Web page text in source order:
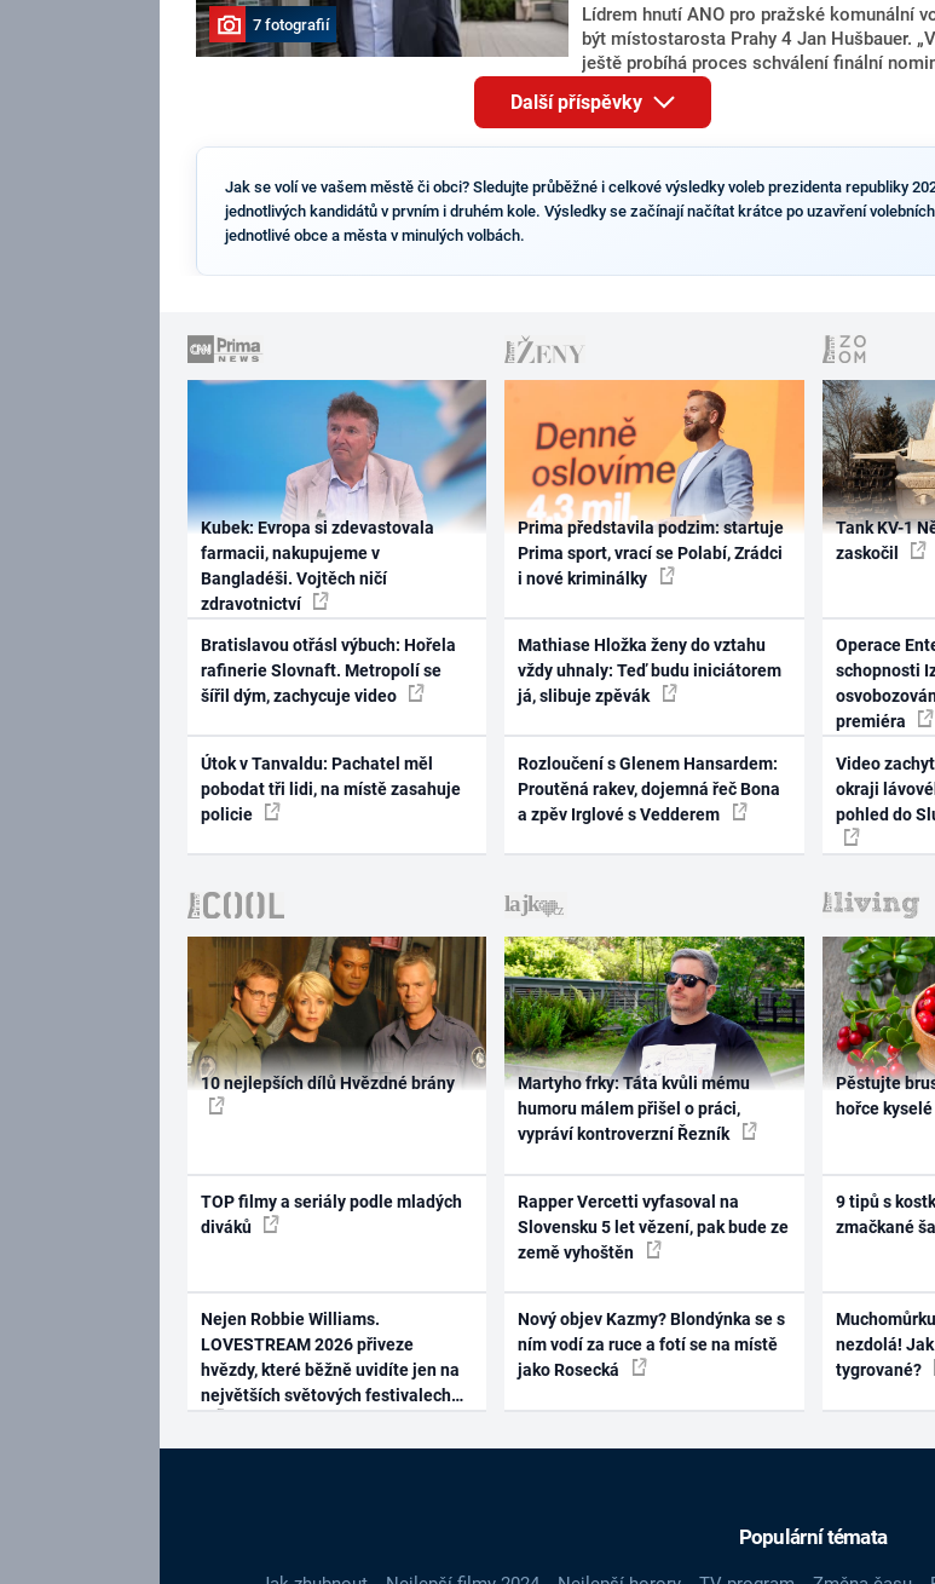
7 fotografií
Lídrem hnutí ANO pro pražské komunální
být místostarosta Prahy 4 Jan Hušbauer.
ještě probíhá proces schválení finální
Jana Hušbauera Výborem hnutí ANO,“ uvedl
redakci místopředseda pražského ANO
Benkovič. O Hušbauerovi se spekulovalo
rezignoval po sérii nejasností v
přiznáních a pořizování bytů Ondřej
parlamentu. ANO má v Praze dlouhodobě
Další příspěvky
Jak se volí ve vašem městě či obci? Sledujte průběžné i celkové výsledky voleb prezidenta republiky
jednotlivých kandidátů v prvním i druhém kole. Výsledky se začínají načítat krátce po uzavření
jednotlivé obce a města v minulých volbách.
Kubek: Evropa si zdevastovala
farmacii, nakupujeme v
Bangladéši. Vojtěch ničí
zdravotnictví
Bratislavou otřásl výbuch: Hořela
rafinerie Slovnaft. Metropolí se
šířil dým, zachycuje video
Útok v Tanvaldu: Pachatel měl
pobodat tři lidi, na místě zasahuje
policie
Prima představila podzim: startuje
Prima sport, vrací se Polabí, Zrádci
i nové kriminálky
Mathiase Hložka ženy do vztahu
vždy uhnaly: Teď budu iniciátorem
já, slibuje zpěvák
Rozloučení s Glenem Hansardem:
Proutěná rakev, dojemná řeč Bona
a zpěv Irglové s Vedderem
Tank KV-1
zaskočil
Operace
schopnosti
premiéra
Video
okraji
pohled do
10 nejlepších dílů Hvězdné brány
TOP filmy a seriály podle mladých
diváků
Nejen Robbie Williams.
LOVESTREAM 2026 přiveze
hvězdy, které běžně uvidíte jen na
největších světových festivalech
Martyho frky: Táta kvůli mému
humoru málem přišel o práci,
vypráví kontroverzní Řezník
Rapper Vercetti vyfasoval na
Slovensku 5 let vězení, pak bude ze
země vyhoštěn
Nový objev Kazmy? Blondýnka se s
ním vodí za ruce a fotí se na místě
jako Rosecká
Pěstujte
hořce
9 tipů s
zmačkané
nezdolá!
tygrované?
Populární témata